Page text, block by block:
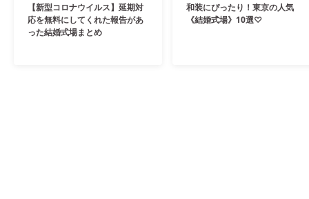
【新型コロナウイルス】延期対
応を無料にしてくれた報告があ
った結婚式場まとめ
和装にぴったり！東京の人気
《結婚式場》10選♡